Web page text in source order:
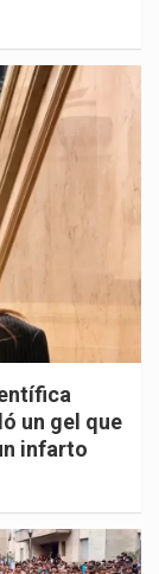
un gel que
infarto